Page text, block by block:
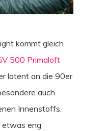
kommt gleich
500 Primaloft
latent an die 90er
auch
Innenstoffs.
etwas eng